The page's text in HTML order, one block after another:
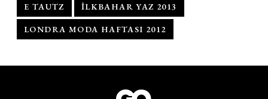
E TAUTZ ILKBAHAR YAZ 2013
LONDRA MODA HAFTASI 2012